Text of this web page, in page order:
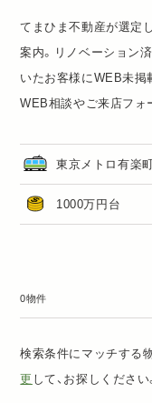
てまひま不動産が選定
案内。リノベーション済
いたお客様にWEB未掲
WEB相談やご来店フォ
東京メトロ有楽
1000万円台
0物件
検索条件にマッチする
更 して、お探しください